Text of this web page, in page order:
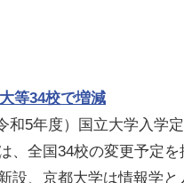
等34校で増減
5年度）国立大学入学
、全国34校の変更予定
設、京都大学は情報学